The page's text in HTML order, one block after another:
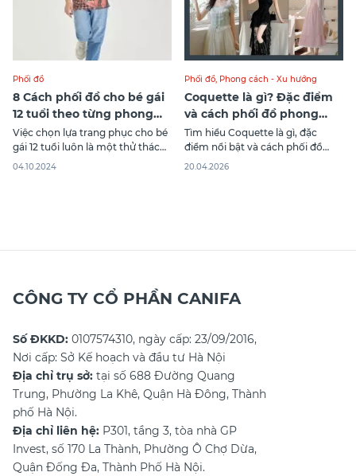
Phối đồ
8 Cách phối đồ cho bé gái
12 tuổi theo từng phong
cách khác nhau
Việc chọn lựa trang phục cho bé
gái 12 tuổi luôn là một thử thách
với nhiều bậc phụ huynh. Độ tuổi
04.10.2024
Phối đồ, Phong cách - Xu hướng
Coquette là gì? Đặc điểm
và cách phối đồ phong
cách coquette
Tìm hiểu Coquette là gì, đặc
điểm nổi bật và cách phối đồ
phong cách Coquette để tạo vẻ
20.04.2026
CÔNG TY CỔ PHẦN CANIFA
Số ĐKKD: 0107574310, ngày cấp: 23/09/2016,
Nơi cấp: Sở Kế hoạch và đầu tư Hà Nội
Địa chỉ trụ sở: tại số 688 Đường Quang
Trung, Phường La Khê, Quận Hà Đông, Thành
phố Hà Nội.
Địa chỉ liên hệ: P301, tầng 3, tòa nhà GP
Invest, số 170 La Thành, Phường Ô Chợ Dừa,
Quận Đống Đa, Thành Phố Hà Nội.